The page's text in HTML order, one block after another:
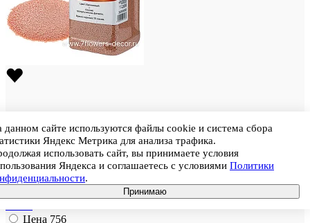
Штрихкод2000000034867
Свеча насыпная (воск), 0,55 кг, 8х8хН17 см, 9 фитилей, в
Цена 756
данном сайте используются файлы cookie и система сбора
Яндекс Метрика для анализа трафика.
использовать сайт, вы принимаете условия
Яндекса и соглашаетесь с условиями Политики
.
Принимаю